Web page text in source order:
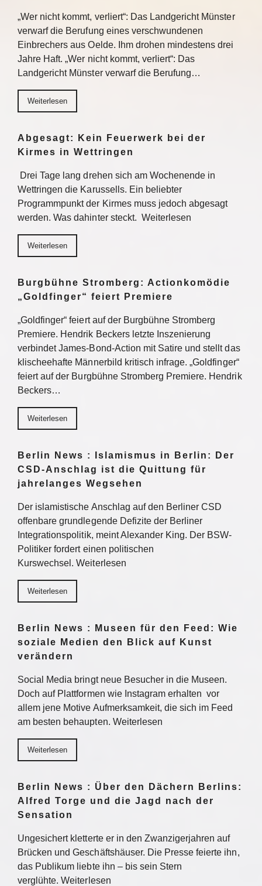
„Wer nicht kommt, verliert“: Das Landgericht Münster
verwarf die Berufung eines verschwundenen
Einbrechers aus Oelde. Ihm drohen mindestens drei
Jahre Haft. „Wer nicht kommt, verliert“: Das
Landgericht Münster verwarf die Berufung…
Weiterlesen
Abgesagt: Kein Feuerwerk bei der
Kirmes in Wettringen
Drei Tage lang drehen sich am Wochenende in
Wettringen die Karussells. Ein beliebter
Programmpunkt der Kirmes muss jedoch abgesagt
werden. Was dahinter steckt. Weiterlesen
Weiterlesen
Burgbühne Stromberg: Actionkomödie
„Goldfinger“ feiert Premiere
„Goldfinger“ feiert auf der Burgbühne Stromberg
Premiere. Hendrik Beckers letzte Inszenierung
verbindet James-Bond-Action mit Satire und stellt das
klischeehafte Männerbild kritisch infrage. „Goldfinger“
feiert auf der Burgbühne Stromberg Premiere. Hendrik
Beckers…
Weiterlesen
Berlin News : Islamismus in Berlin: Der
CSD-Anschlag ist die Quittung für
jahrelanges Wegsehen
Der islamistische Anschlag auf den Berliner CSD
offenbare grundlegende Defizite der Berliner
Integrationspolitik, meint Alexander King. Der BSW-
Politiker fordert einen politischen
Kurswechsel. Weiterlesen
Weiterlesen
Berlin News : Museen für den Feed: Wie
soziale Medien den Blick auf Kunst
verändern
Social Media bringt neue Besucher in die Museen.
Doch auf Plattformen wie Instagram erhalten vor
allem jene Motive Aufmerksamkeit, die sich im Feed
am besten behaupten. Weiterlesen
Weiterlesen
Berlin News : Über den Dächern Berlins:
Alfred Torge und die Jagd nach der
Sensation
Ungesichert kletterte er in den Zwanzigerjahren auf
Brücken und Geschäftshäuser. Die Presse feierte ihn,
das Publikum liebte ihn – bis sein Stern
verglühte. Weiterlesen